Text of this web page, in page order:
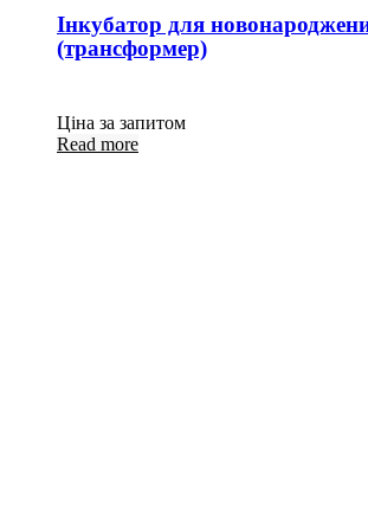
Інкубатор для
(трансформер)
Ціна за запитом
Read more